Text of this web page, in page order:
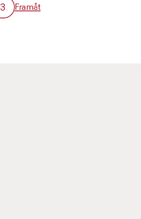
3 Framåt